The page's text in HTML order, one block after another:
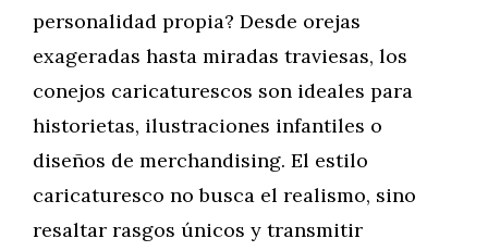
personalidad propia? Desde orejas
exageradas hasta miradas traviesas, los
conejos caricaturescos son ideales para
historietas, ilustraciones infantiles o
diseños de merchandising. El estilo
caricaturesco no busca el realismo, sino
resaltar rasgos únicos y transmitir